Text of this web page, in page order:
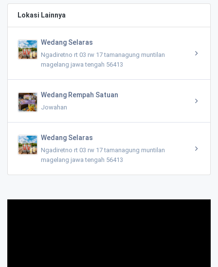
Lokasi Lainnya
Wedang Selaras
Ngadiretno rt 03 rw 17 tamanagung muntilan
magelang jawa tengah 56413
Wedang Rempah Satuan
Jowahan
Wedang Selaras
Ngadiretno rt 03 rw 17 tamanagung muntilan
magelang jawa tengah 56413